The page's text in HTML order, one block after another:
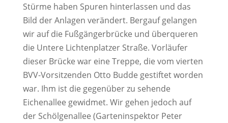
Stürme haben Spuren hinterlassen und das
Bild der Anlagen verändert. Bergauf gelangen
wir auf die Fußgängerbrücke und überqueren
die Untere Lichtenplatzer Straße. Vorläufer
dieser Brücke war eine Treppe, die vom vierten
BVV-Vorsitzenden Otto Budde gestiftet worden
war. Ihm ist die gegenüber zu sehende
Eichenallee gewidmet. Wir gehen jedoch auf
der Schölgenallee (Garteninspektor Peter